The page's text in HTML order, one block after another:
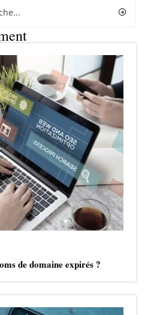
de domaine expirés ?